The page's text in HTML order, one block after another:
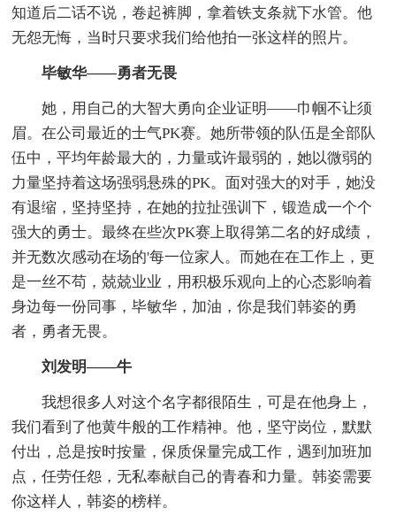
知道后二话不说，卷起裤脚，拿着铁支条就下水管。他
无怨无悔，当时只要求我们给他拍一张这样的照片。
毕敏华——勇者无畏
她，用自己的大智大勇向企业证明——巾帼不让须
眉。在公司最近的士气PK赛。她所带领的队伍是全部队
伍中，平均年龄最大的，力量或许最弱的，她以微弱的
力量坚持着这场强弱悬殊的PK。面对强大的对手，她没
有退缩，坚持坚持，在她的拉扯强训下，锻造成一个个
强大的勇士。最终在些次PK赛上取得第二名的好成绩，
并无数次感动在场的'每一位家人。而她在在工作上，更
是一丝不苟，兢兢业业，用积极乐观向上的心态影响着
身边每一份同事，毕敏华，加油，你是我们韩姿的勇
者，勇者无畏。
刘发明——牛
我想很多人对这个名字都很陌生，可是在他身上，
我们看到了他黄牛般的工作精神。他，坚守岗位，默默
付出，总是按时按量，保质保量完成工作，遇到加班加
点，任劳任怨，无私奉献自己的青春和力量。韩姿需要
你这样人，韩姿的榜样。